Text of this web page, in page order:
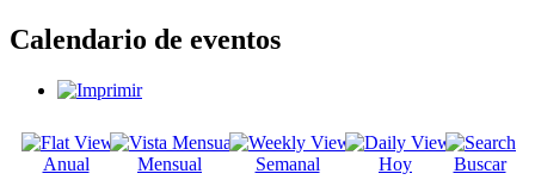
Calendario de eventos
Anual Mensual Semanal Hoy Buscar